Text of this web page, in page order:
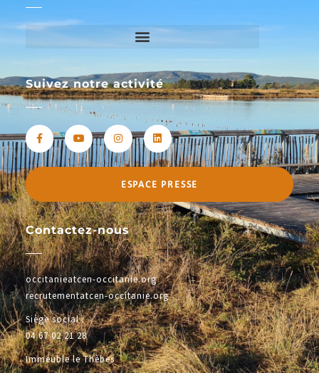
Suivez notre activité
ESPACE PRESSE
Contactez-nous
occitanieatcen-occitanie.org
recrutementatcen-occitanie.org
Siège social :
04 67 02 21 28
Immeuble le Thèbes